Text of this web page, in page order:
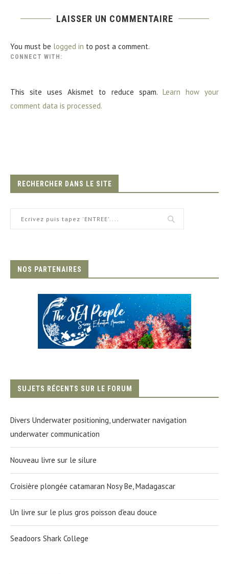
LAISSER UN COMMENTAIRE
You must be logged in to post a comment.
CONNECT WITH:
This site uses Akismet to reduce spam. Learn how your
comment data is processed.
RECHERCHER DANS LE SITE
NOS PARTENAIRES
SUJETS RÉCENTS SUR LE FORUM
Divers Underwater positioning, underwater navigation
underwater communication
Nouveau livre sur le silure
Croisière plongée catamaran Nosy Be, Madagascar
Un livre sur le plus gros poisson d'eau douce
Seadoors Shark College